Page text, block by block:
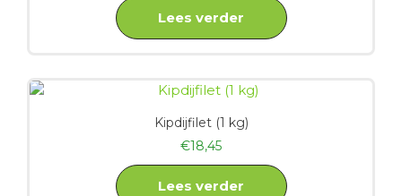
Lees verder
Kipdijfilet (1 kg)
€18,45
Lees verder